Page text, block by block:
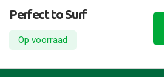
Perfect to Surf
Op voorraad